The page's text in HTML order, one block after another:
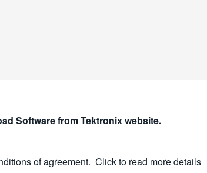
Software from Tektronix website.
of agreement. Click to read more details